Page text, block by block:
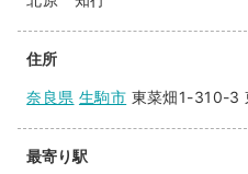
住所
奈良県 生駒市 東菜畑1-310-3
最寄り駅